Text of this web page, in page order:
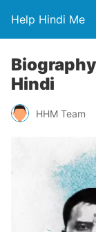
Help Hindi Me
Hindi
HHM Team